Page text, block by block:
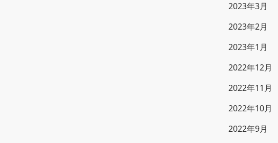
2023年3月
2023年2月
2023年1月
2022年12月
2022年11月
2022年10月
2022年9月